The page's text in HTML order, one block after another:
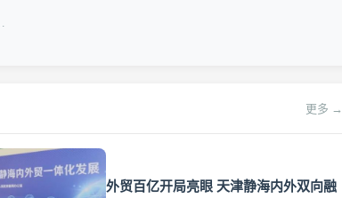
更多 →
外贸百亿开局亮眼 天津静海内外双向融